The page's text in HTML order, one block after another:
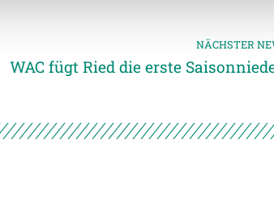
NÄCHSTER
WAC fügt Ried die erste